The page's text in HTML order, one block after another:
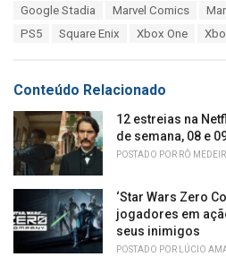
i
e
s
:
Google Stadia Marvel Comics
PS5
Square Enix Xbox One
Conteúdo Relacionado
12 estreias na
de semana, 08 e
POSTADO POR RÔ
‘Star Wars Zero
jogadores em
seus inimigos
POSTADO POR LÚCIO